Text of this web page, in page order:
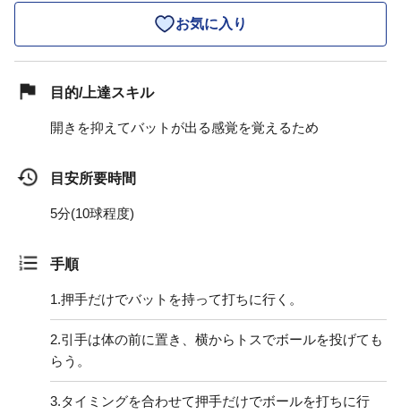
お気に入り
目的/上達スキル
開きを抑えてバットが出る感覚を覚えるため
目安所要時間
5分(10球程度)
手順
1.押手だけでバットを持って打ちに行く。
2.引手は体の前に置き、横からトスでボールを投げても
らう。
3.タイミングを合わせて押手だけでボールを打ちに行